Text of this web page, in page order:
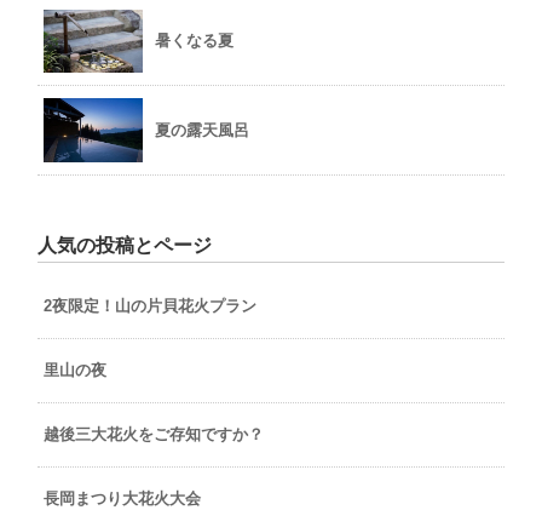
暑くなる夏
夏の露天風呂
人気の投稿とページ
2夜限定！山の片貝花火プラン
里山の夜
越後三大花火をご存知ですか？
長岡まつり大花火大会